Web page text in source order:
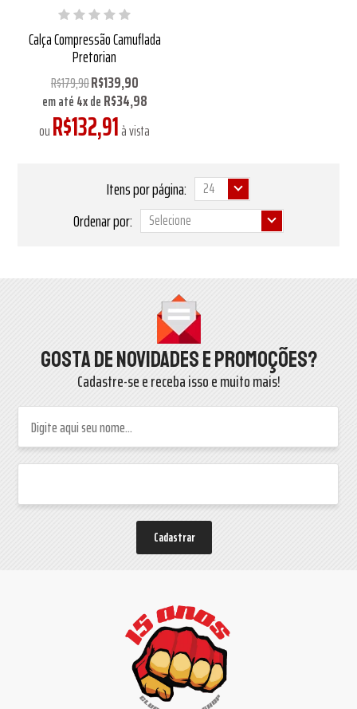
Calça Compressão Camuflada
Pretorian
R$179,90R$139,90
em até4xdeR$34,98
ouR$132,91à vista
Itens por página:
Ordenar por:
Gosta de novidades e promoções?
Cadastre-se e receba isso e muito mais!
Cadastrar